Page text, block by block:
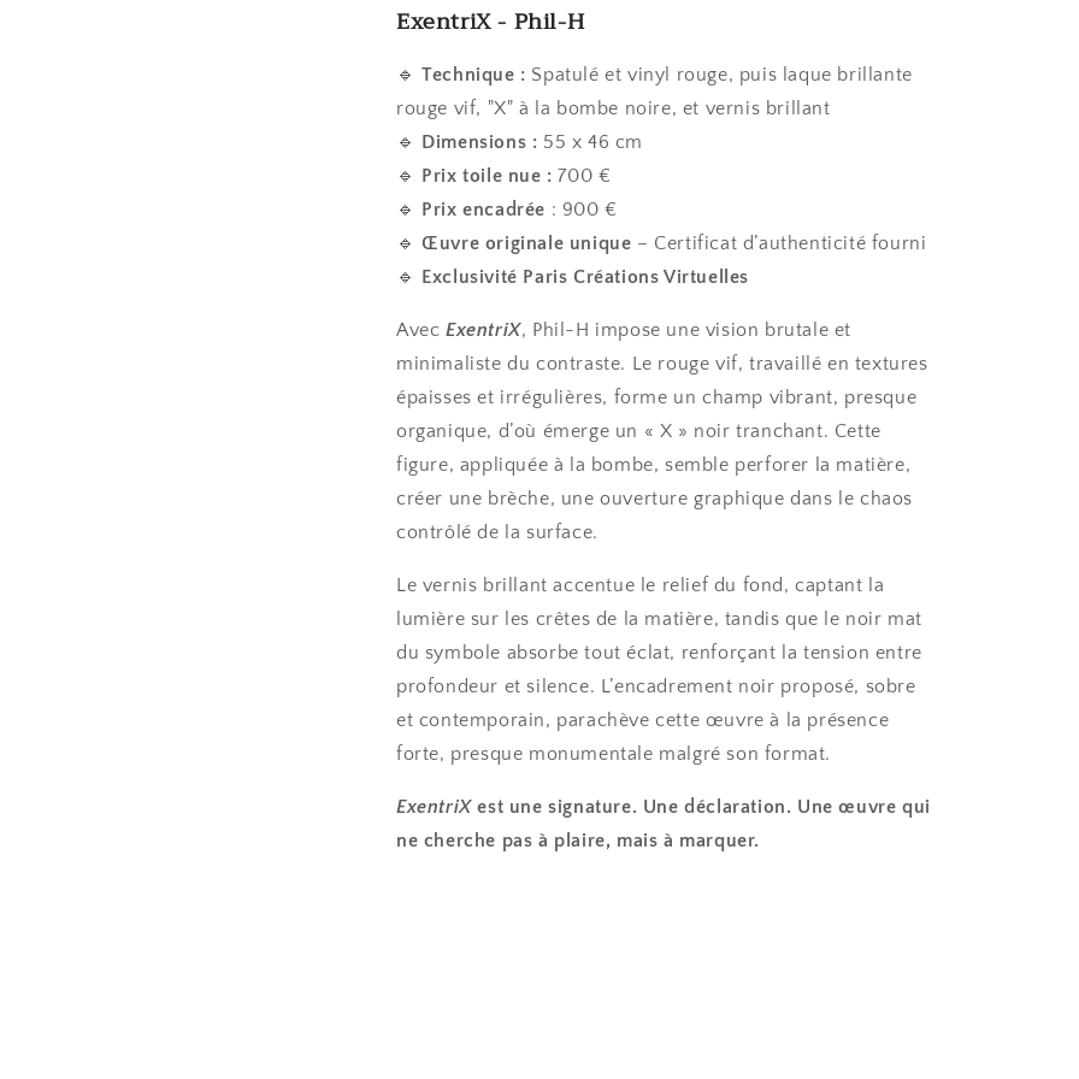
ExentriX- Phil-H
🔹Technique : Spatulé et vinyl rouge, puis laque brillante
rouge vif, "X" à la bombe noire, et vernis brillant
🔹 Dimensions : 55 x 46 cm
🔹 Prix toile nue : 700 €
🔹 Prix encadrée : 900 €
🔹Œuvre originale unique – Certificat d’authenticité fourni
🔹 Exclusivité Paris Créations Virtuelles
Avec ExentriX, Phil-H impose une vision brutale et
minimaliste du contraste. Le rouge vif, travaillé en textures
épaisses et irrégulières, forme un champ vibrant, presque
organique, d’où émerge un « X » noir tranchant. Cette
figure, appliquée à la bombe, semble perforer la matière,
créer une brèche, une ouverture graphique dans le chaos
contrôlé de la surface.
Le vernis brillant accentue le relief du fond, captant la
lumière sur les crêtes de la matière, tandis que le noir mat
du symbole absorbe tout éclat, renforçant la tension entre
profondeur et silence. L’encadrement noir proposé, sobre
et contemporain, parachève cette œuvre à la présence
forte, presque monumentale malgré son format.
ExentriXest une signature. Une déclaration. Une œuvre qui
ne cherche pas à plaire, mais à marquer.